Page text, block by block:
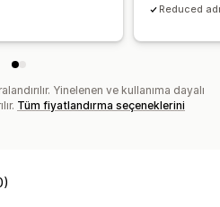
Reduced
Yinelenen ve kullanıma dayalı
Tüm fiyatlandırma seçeneklerini